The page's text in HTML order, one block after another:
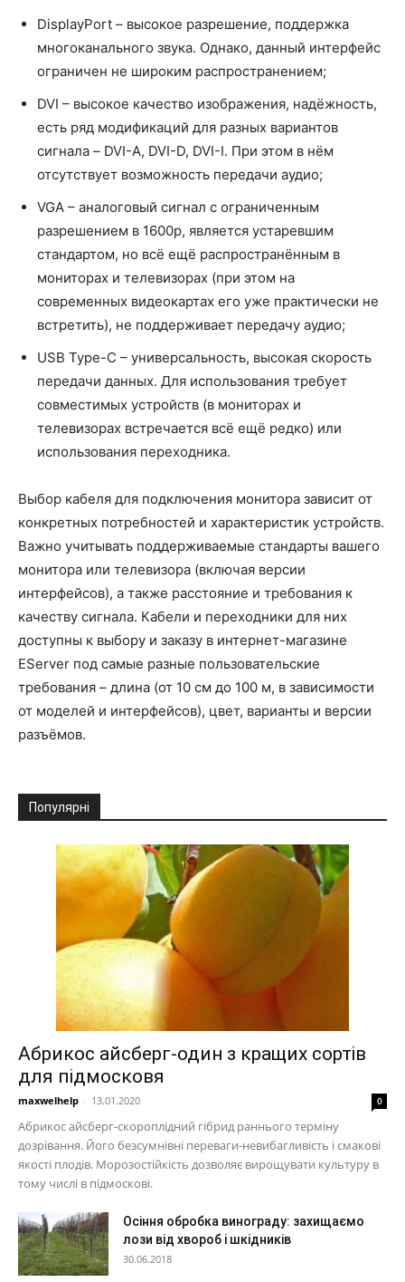
DisplayPort – высокое разрешение, поддержка
многоканального звука. Однако, данный интерфейс
ограничен не широким распространением;
DVI – высокое качество изображения, надёжность,
есть ряд модификаций для разных вариантов
сигнала – DVI-A, DVI-D, DVI-I. При этом в нём
отсутствует возможность передачи аудио;
VGA – аналоговый сигнал с ограниченным
разрешением в 1600p, является устаревшим
стандартом, но всё ещё распространённым в
мониторах и телевизорах (при этом на
современных видеокартах его уже практически не
встретить), не поддерживает передачу аудио;
USB Type-C – универсальность, высокая скорость
передачи данных. Для использования требует
совместимых устройств (в мониторах и
телевизорах встречается всё ещё редко) или
использования переходника.
Выбор кабеля для подключения монитора зависит от
конкретных потребностей и характеристик устройств.
Важно учитывать поддерживаемые стандарты вашего
монитора или телевизора (включая версии
интерфейсов), а также расстояние и требования к
качеству сигнала. Кабели и переходники для них
доступны к выбору и заказу в интернет-магазине
EServer под самые разные пользовательские
требования – длина (от 10 см до 100 м, в зависимости
от моделей и интерфейсов), цвет, варианты и версии
разъёмов.
Популярні
Абрикос айсберг-один з кращих сортів
для підмосковя
maxwelhelp - 13.01.2020 0
Абрикос айсберг-скороплідний гібрид раннього терміну
дозрівання. Його безсумнівні переваги-невибагливість і смакові
якості плодів. Морозостійкість дозволяє вирощувати культуру в
тому числі в підмосковї.
Осіння обробка винограду: захищаємо
лози від хвороб і шкідників
30.06.2018